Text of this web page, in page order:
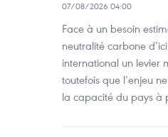
07/08/2026 04:00
Face à un besoin
neutralité carbone
international un levier
toutefois que l’enjeu
la capacité du pays à